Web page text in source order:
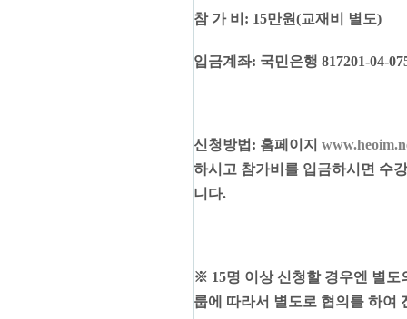
참 가 비 : 15만원(교재비 별도)
입금계좌: 국민은행 817201-04-
신청방법 : 홈페이지
하시고 참가비를 입금하시면 수
니다.
※ 15명 이상 신청할 경우엔 별
룹에 따라서 별도로 협의를 하여